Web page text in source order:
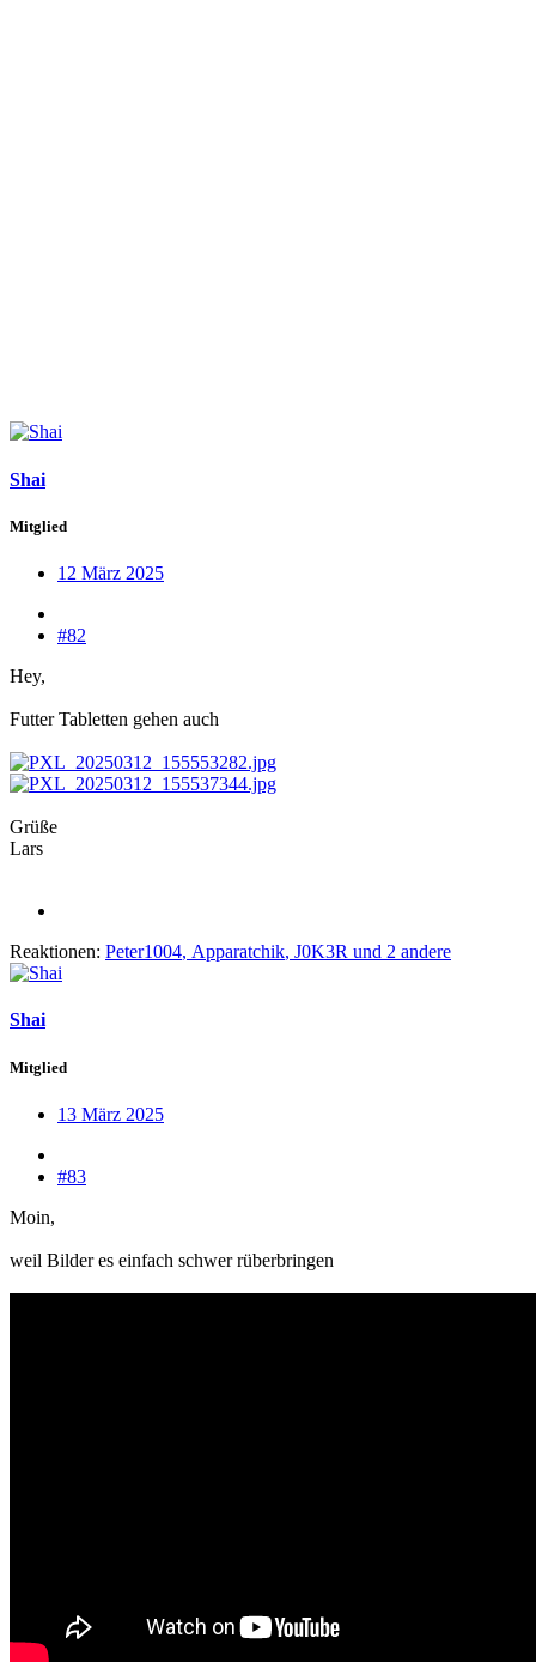
Shai
Mitglied
12 März 2025
#82
Hey,
Futter Tabletten gehen auch
Grüße
Lars
Reaktionen: Peter1004, Apparatchik, J0K3R und 2 andere
Shai
Mitglied
13 März 2025
#83
Moin,
weil Bilder es einfach schwer rüberbringen